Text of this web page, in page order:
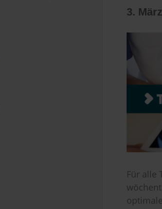
3.
Für alle